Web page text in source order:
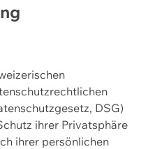
DSG)
ihrer Privatsphäre
ihrer persönlichen